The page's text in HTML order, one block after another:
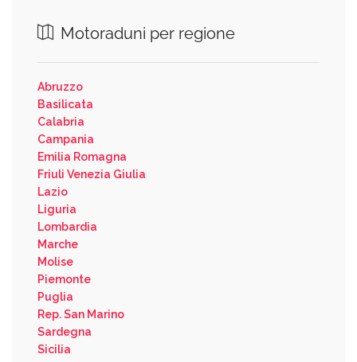
Motoraduni per regione
Abruzzo
Basilicata
Calabria
Campania
Emilia Romagna
Friuli Venezia Giulia
Lazio
Liguria
Lombardia
Marche
Molise
Piemonte
Puglia
Rep. San Marino
Sardegna
Sicilia